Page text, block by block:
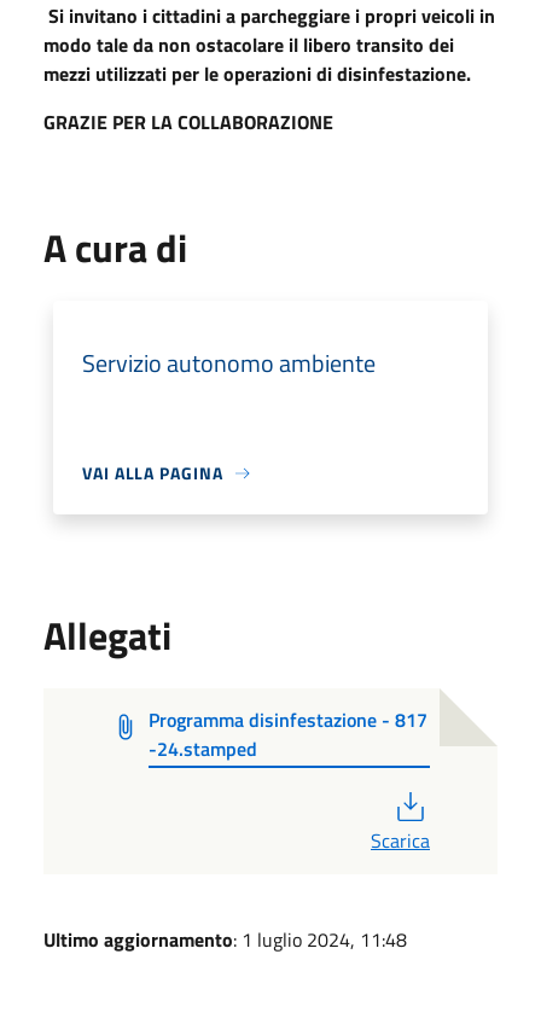
Si invitano i cittadini a parcheggiare i propri veicoli in
modo tale da non ostacolare il libero transito dei
mezzi utilizzati per le operazioni di disinfestazione.
GRAZIE PER LA COLLABORAZIONE
A cura di
Servizio autonomo ambiente
VAI ALLA PAGINA
Allegati
Programma disinfestazione - 817
-24.stamped
Scarica
Ultimo aggiornamento: 1 luglio 2024, 11:48